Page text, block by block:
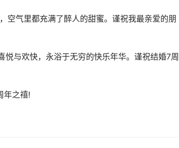
空气里都充满了醉人的甜蜜。谨祝我最亲爱的朋
与欢快，永浴于无穷的快乐年华。谨祝结婚7周
年之禧!